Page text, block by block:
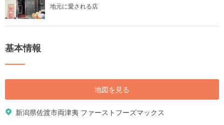
地元に愛される店
基本情報
地図を見る
新潟県佐渡市両津夷 ファーストフーズマックス